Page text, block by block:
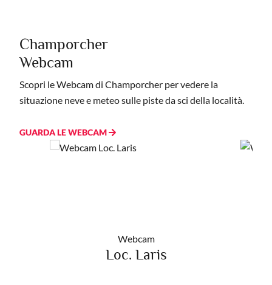
Champorcher
Webcam
Scopri le Webcam di Champorcher per vedere la
situazione neve e meteo sulle piste da sci della località.
GUARDA LE WEBCAM
Webcam
Loc. Laris